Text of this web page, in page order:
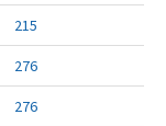
215
276
276